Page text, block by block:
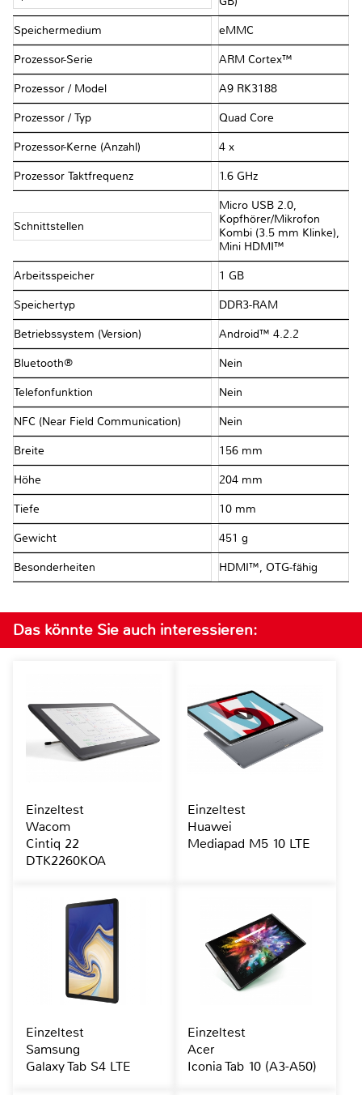
Speichermedium eMMC
Prozessor-Serie ARM Cortex™
Prozessor / Model A9 RK3188
Prozessor / Typ Quad Core
Prozessor-Kerne (Anzahl) 4 x
Prozessor Taktfrequenz 1.6 GHz
Schnittstellen
Micro USB 2.0,
Kopfhörer/Mikrofon
Kombi (3.5 mm Klinke),
Mini HDMI™
Arbeitsspeicher 1 GB
Speichertyp DDR3-RAM
Betriebssystem (Version) Android™ 4.2.2
Bluetooth® Nein
Telefonfunktion Nein
NFC (Near Field Communication) Nein
Breite 156 mm
Höhe 204 mm
Tiefe 10 mm
Gewicht 451 g
Besonderheiten HDMI™, OTG-fähig
Das könnte Sie auch interessieren:
Einzeltest
Wacom
Cintiq 22
DTK2260KOA
Einzeltest
Huawei
Mediapad M5 10 LTE
Einzeltest
Samsung
Galaxy Tab S4 LTE
Einzeltest
Acer
Iconia Tab 10 (A3-A50)